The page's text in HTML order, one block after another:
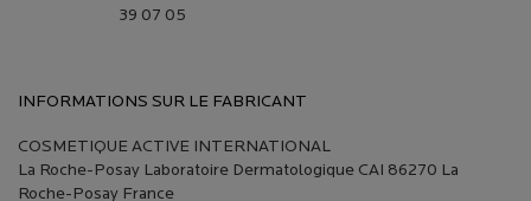
39 07 05
INFORMATIONS SUR LE FABRICANT
COSMETIQUE ACTIVE INTERNATIONAL
La Roche-Posay Laboratoire Dermatologique CAI 86270 La
Roche-Posay France